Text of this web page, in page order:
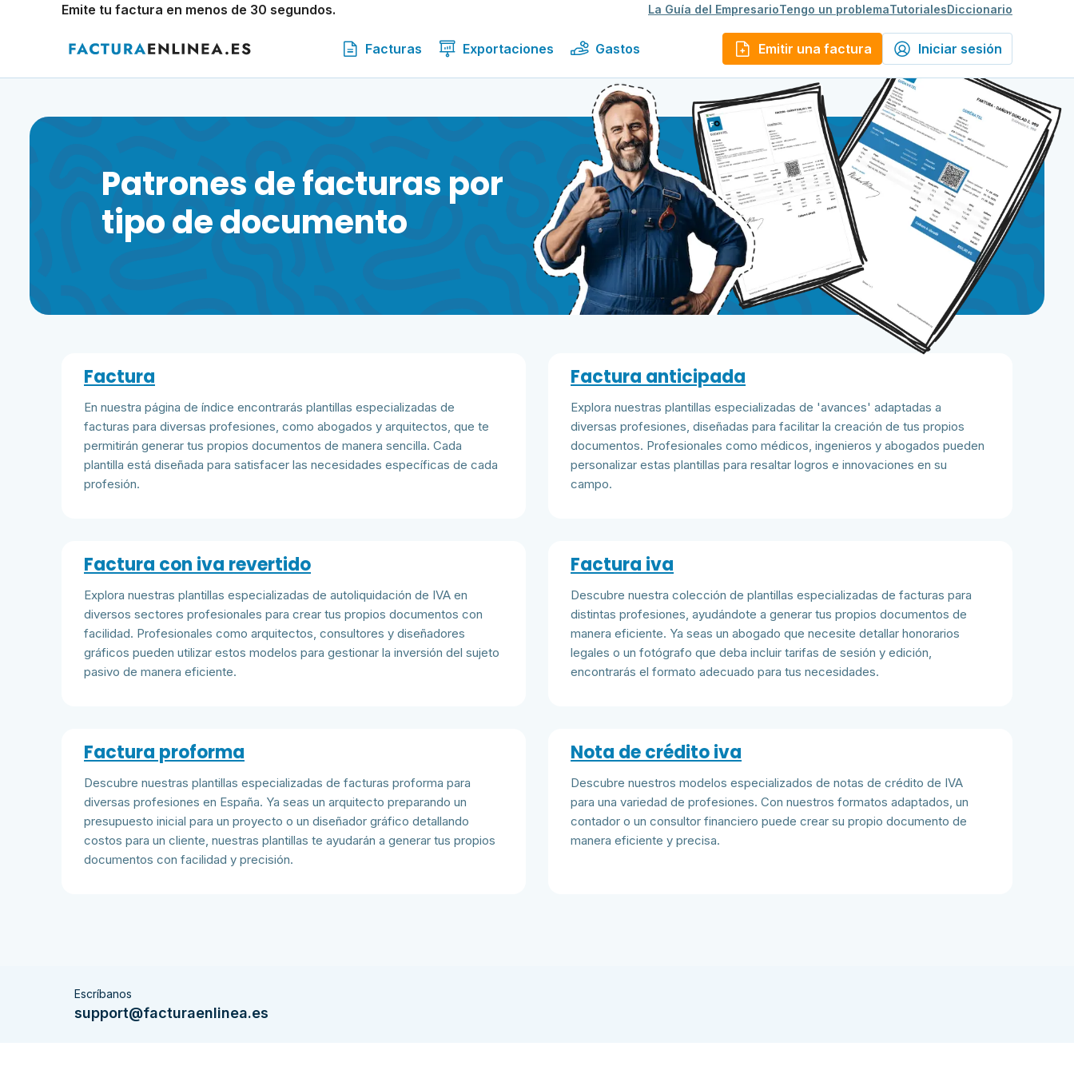
Emite tu factura en menos de 30 segundos. La Guía del EmpresarioTengo un problemaTutorialesDiccionario
Facturas Exportaciones Gastos Emitir una factura Iniciar sesión
Patrones de facturas por
tipo de documento
Factura
En nuestra página de índice encontrarás plantillas especializadas de
facturas para diversas profesiones, como abogados y arquitectos, que te
permitirán generar tus propios documentos de manera sencilla. Cada
plantilla está diseñada para satisfacer las necesidades específicas de cada
profesión.
Factura anticipada
Explora nuestras plantillas especializadas de 'avances' adaptadas a
diversas profesiones, diseñadas para facilitar la creación de tus propios
documentos. Profesionales como médicos, ingenieros y abogados pueden
personalizar estas plantillas para resaltar logros e innovaciones en su
campo.
Factura con iva revertido
Explora nuestras plantillas especializadas de autoliquidación de IVA en
diversos sectores profesionales para crear tus propios documentos con
facilidad. Profesionales como arquitectos, consultores y diseñadores
gráficos pueden utilizar estos modelos para gestionar la inversión del sujeto
pasivo de manera eficiente.
Factura iva
Descubre nuestra colección de plantillas especializadas de facturas para
distintas profesiones, ayudándote a generar tus propios documentos de
manera eficiente. Ya seas un abogado que necesite detallar honorarios
legales o un fotógrafo que deba incluir tarifas de sesión y edición,
encontrarás el formato adecuado para tus necesidades.
Factura proforma
Descubre nuestras plantillas especializadas de facturas proforma para
diversas profesiones en España. Ya seas un arquitecto preparando un
presupuesto inicial para un proyecto o un diseñador gráfico detallando
costos para un cliente, nuestras plantillas te ayudarán a generar tus propios
documentos con facilidad y precisión.
Nota de crédito iva
Descubre nuestros modelos especializados de notas de crédito de IVA
para una variedad de profesiones. Con nuestros formatos adaptados, un
contador o un consultor financiero puede crear su propio documento de
manera eficiente y precisa.
Escríbanos
support@facturaenlinea.es